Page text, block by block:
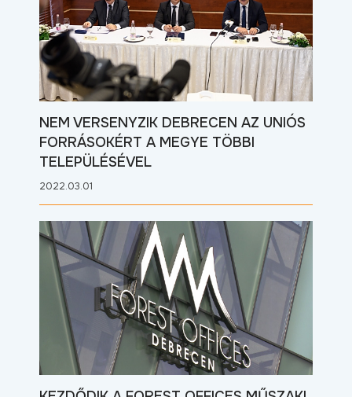
NEM VERSENYZIK DEBRECEN AZ UNIÓS
FORRÁSOKÉRT A MEGYE TÖBBI
TELEPÜLÉSÉVEL
2022.03.01